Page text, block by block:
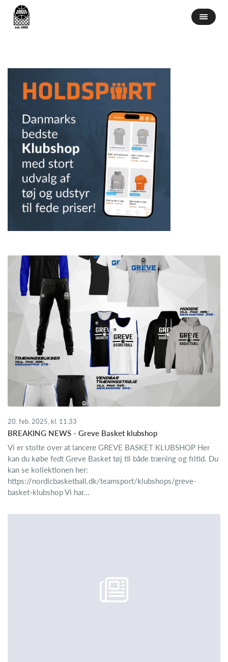
20. feb. 2025, kl. 11.33
BREAKING NEWS - Greve Basket klubshop
Vi er stolte over at lancere GREVE BASKET KLUBSHOP Her
kan du købe fedt Greve Basket tøj til både træning og fritid. Du
kan se kollektionen her:
https://nordicbasketball.dk/teamsport/klubshops/greve-
basket-klubshop Vi har...